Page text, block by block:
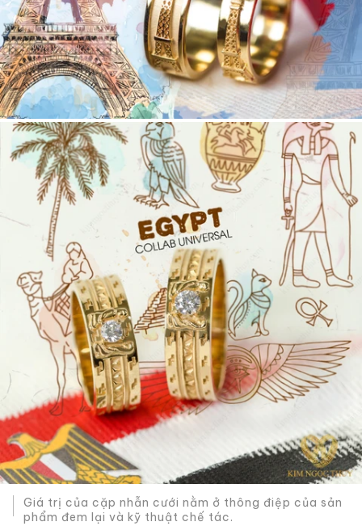
Giá trị của cặp nhẫn cưới nằm ở thông điệp của sản
phẩm đem lại và kỹ thuật chế tác.